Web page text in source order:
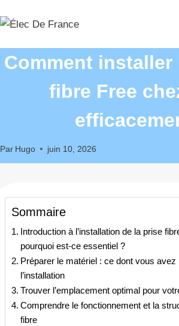
au
Comment installer
fibre Free
Par Hugo juin 10, 2026
Sommaire
Introduction à l’installation de la prise
pourquoi est-ce essentiel ?
Préparer le matériel : ce dont vous avez
l’installation
Trouver l’emplacement optimal pour
Comprendre le fonctionnement et la
fibre